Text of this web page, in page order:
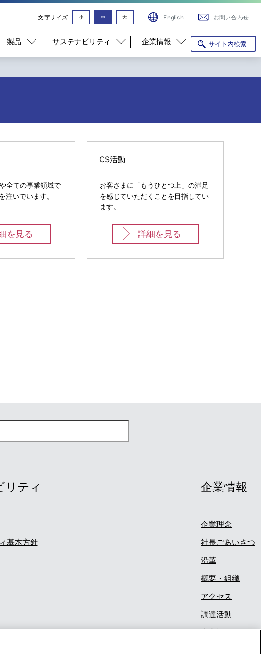
サイト内検索
製品 サステナビリティ 企業情報
文字サイズ 小 中 大 English お問い合わせ
全ての事業領域で
注いでいます。
を見る
CS活動
お客さまに「もうひとつ上」の満足
を感じていただくことを目指してい
ます。
詳細を見る
リティ
基本方針
企業情報
企業理念
社長ごあいさつ
沿革
概要・組織
アクセス
調達活動
事業概要